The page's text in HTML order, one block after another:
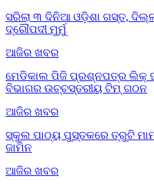
ସରିଲା ୩ ଦିନିଆ ଓଡ଼ିଶା ଗସ୍ତ,
ଦ୍ରୌପଦୀ ମୁର୍ମୁ
ଆଜିର ଖବର
ମେଡିକାଲ ପିଜି ପ୍ରଶ୍ନପତ୍ର ଲିକ୍
ବିଭାଗର ଉଚ୍ଚସ୍ତରୀୟ ଟିମ୍ ଗଠନ
ଆଜିର ଖବର
ସ୍କୁଲ ପାଠ୍ୟ ପୁସ୍ତକରେ ତ୍ରୁଟି
ଜାମିନ
ଆଜିର ଖବର